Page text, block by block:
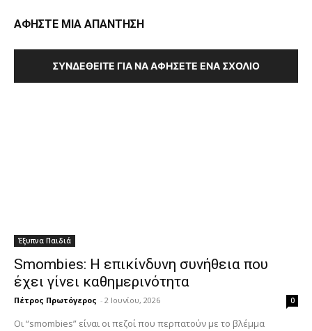
ΑΦΗΣΤΕ ΜΙΑ ΑΠΑΝΤΗΣΗ
ΣΥΝΔΕΘΕΊΤΕ ΓΙΑ ΝΑ ΑΦΉΣΕΤΕ ΈΝΑ ΣΧΌΛΙΟ
Έξυπνα Παιδιά
Smombies: Η επικίνδυνη συνήθεια που
έχει γίνει καθημερινότητα
Πέτρος Πρωτόγερος - 2 Ιουνίου, 2026 0
Οι “smombies” είναι οι πεζοί που περπατούν με το βλέμμα